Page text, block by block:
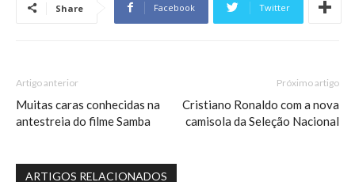
Share Facebook Twitter
Artigo anterior
Muitas caras conhecidas na
antestreia do filme Samba
Próximo artigo
Cristiano Ronaldo com a nova
camisola da Seleção Nacional
ARTIGOS RELACIONADOS